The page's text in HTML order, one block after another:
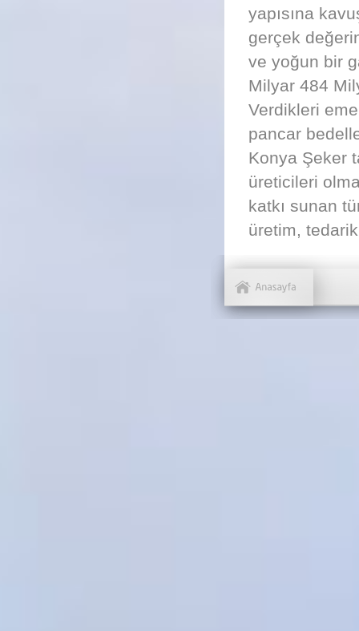
yapısına
gerçek
ve yoğun bir
Milyar 484
Verdikleri
pancar
Konya Şeker
üreticileri
katkı sunan
üretim,